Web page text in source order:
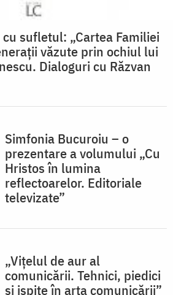
sufletul: „Cartea Familiei
văzute prin ochiul lui
Dialoguri cu Răzvan
Simfonia Bucuroiu – o
prezentare a volumului „Cu
Hristos în lumina
reflectoarelor. Editoriale
televizate”
„Viţelul de aur al
comunicării. Tehnici, piedici
şi ispite în arta comunicării”